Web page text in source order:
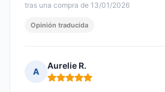
tras una compra de 13/01/2026
Opinión traducida
A
Aurelie R.
Nota: 5 de 5